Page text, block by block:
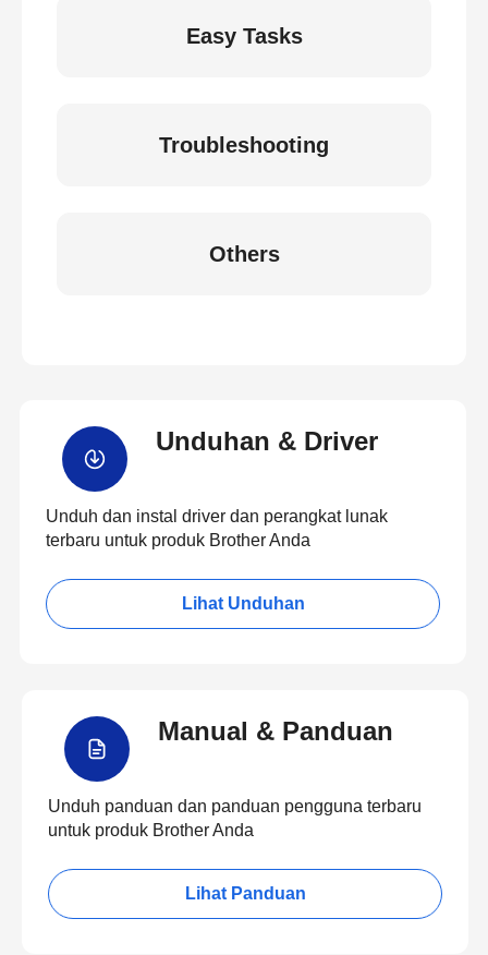
Easy Tasks
Troubleshooting
Others
Unduhan & Driver
Unduh dan instal driver dan perangkat lunak
terbaru untuk produk Brother Anda
Lihat Unduhan
Manual & Panduan
Unduh panduan dan panduan pengguna terbaru
untuk produk Brother Anda
Lihat Panduan